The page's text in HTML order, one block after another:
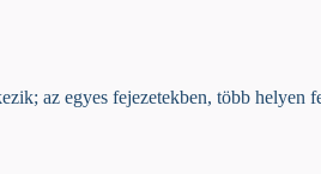
az egyes fejezetekben, több